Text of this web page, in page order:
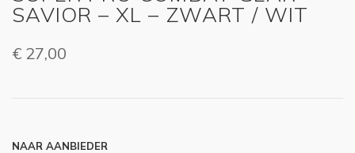
SAVIOR – XL – ZWART / WIT
€ 27,00
NAAR AANBIEDER